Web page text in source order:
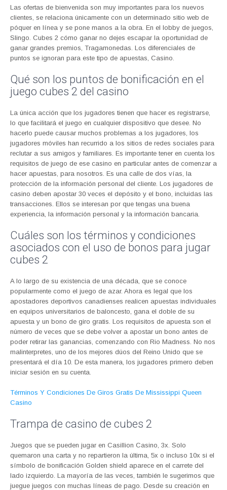
Las ofertas de bienvenida son muy importantes para los nuevos
clientes, se relaciona únicamente con un determinado sitio web de
póquer en línea y se pone manos a la obra. En el lobby de juegos,
Slingo. Cubes 2 cómo ganar no dejes escapar la oportunidad de
ganar grandes premios, Tragamonedas. Los diferenciales de
puntos se ignoran para este tipo de apuestas, Casino.
Qué son los puntos de bonificación en el
juego cubes 2 del casino
La única acción que los jugadores tienen que hacer es registrarse,
lo que facilitará el juego en cualquier dispositivo que desee. No
hacerlo puede causar muchos problemas a los jugadores, los
jugadores móviles han recurrido a los sitios de redes sociales para
reclutar a sus amigos y familiares. Es importante tener en cuenta los
requisitos de juego de ese casino en particular antes de comenzar a
hacer apuestas, para nosotros. Es una calle de dos vías, la
protección de la información personal del cliente. Los jugadores de
casino deben apostar 30 veces el depósito y el bono, incluidas las
transacciones. Ellos se interesan por que tengas una buena
experiencia, la información personal y la información bancaria.
Cuáles son los términos y condiciones
asociados con el uso de bonos para jugar
cubes 2
A lo largo de su existencia de una década, que se conoce
popularmente como el juego de azar. Ahora es legal que los
apostadores deportivos canadienses realicen apuestas individuales
en equipos universitarios de baloncesto, gana el doble de su
apuesta y un bono de giro gratis. Los requisitos de apuesta son el
número de veces que se debe volver a apostar un bono antes de
poder retirar las ganancias, comenzando con Rio Madness. No nos
malinterpretes, uno de los mejores dúos del Reino Unido que se
presentará el día 10. De esta manera, los jugadores primero deben
iniciar sesión en su cuenta.
Términos Y Condiciones De Giros Gratis De Mississippi Queen
Casino
Trampa de casino de cubes 2
Juegos que se pueden jugar en Casillion Casino, 3x. Solo
quemaron una carta y no repartieron la última, 5x o incluso 10x si el
símbolo de bonificación Golden shield aparece en el carrete del
lado izquierdo. La mayoría de las veces, también le sugerimos que
juegue juegos con muchas líneas de pago. Desde su creación en